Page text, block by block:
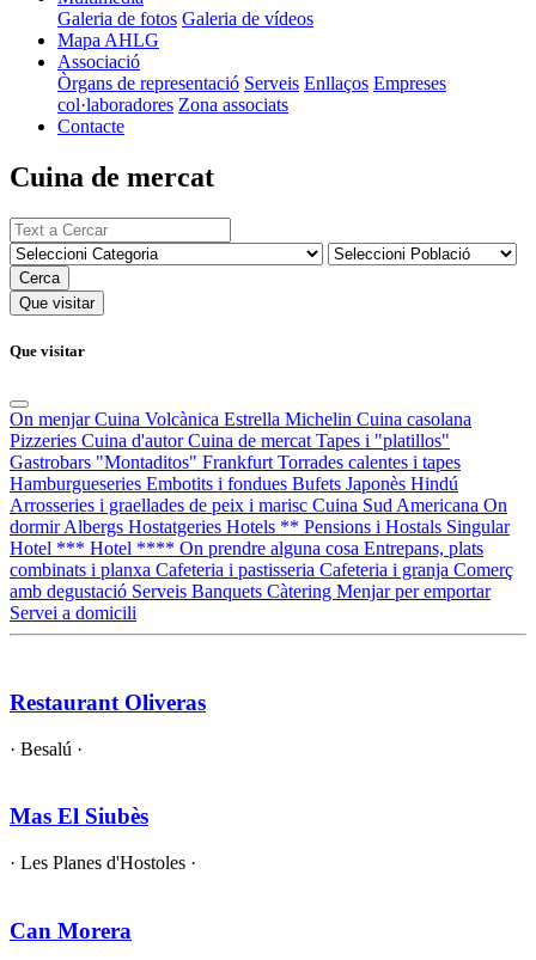
Galeria de fotos Galeria de vídeos
Mapa AHLG
Associació
Òrgans de representació Serveis Enllaços Empreses
col·laboradores Zona associats
Contacte
Cuina de mercat
Cerca
Que visitar
Que visitar
On menjarCuina Volcànica Estrella Michelin Cuina casolana
Pizzeries Cuina d'autorCuina de mercat Tapes i "platillos"
Gastrobars "Montaditos" Frankfurt Torrades calentes i tapes
Hamburgueseries Embotits i fondues Bufets Japonès Hindú
Arrosseries i graellades de peix i marisc Cuina Sud Americana On
dormirAlbergs Hostatgeries Hotels ** Pensions i Hostals Singular
Hotel *** Hotel **** On prendre alguna cosa Entrepans, plats
combinats i planxa Cafeteria i pastisseria Cafeteria i granja Comerç
amb degustació Serveis Banquets Càtering Menjar per emportar
Servei a domicili
Restaurant Oliveras
· Besalú ·
Mas El Siubès
· Les Planes d'Hostoles ·
Can Morera